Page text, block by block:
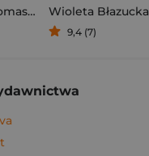
Kalemba
Wioleta Błazucka
9,4 (7)